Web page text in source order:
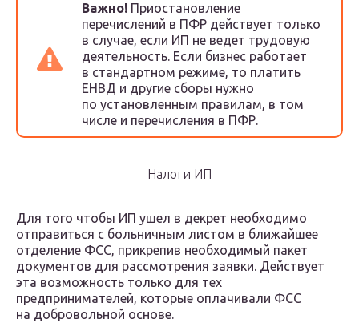
Важно! Приостановление
перечислений в ПФР действует только
в случае, если ИП не ведет трудовую
деятельность. Если бизнес работает
в стандартном режиме, то платить
ЕНВД и другие сборы нужно
по установленным правилам, в том
числе и перечисления в ПФР.
Налоги ИП
Для того чтобы ИП ушел в декрет необходимо
отправиться с больничным листом в ближайшее
отделение ФСС, прикрепив необходимый пакет
документов для рассмотрения заявки. Действует
эта возможность только для тех
предпринимателей, которые оплачивали ФСС
на добровольной основе.